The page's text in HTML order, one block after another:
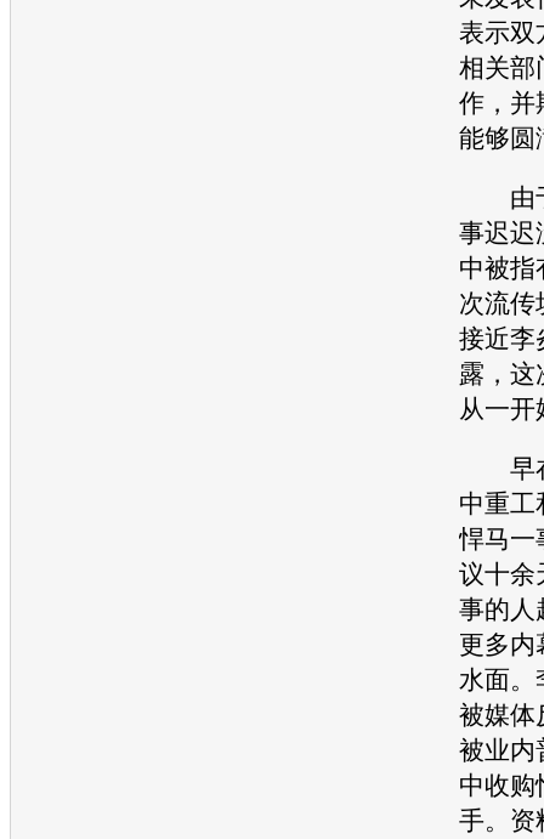
表示双
相关部
作，并
能够圆
由
事迟迟
中被指
次流传
接近李
露，这
从一开
早在
中重工
悍马一
议十余
事的人
更多内
水面。
被媒体
被业内
中收购
手。资